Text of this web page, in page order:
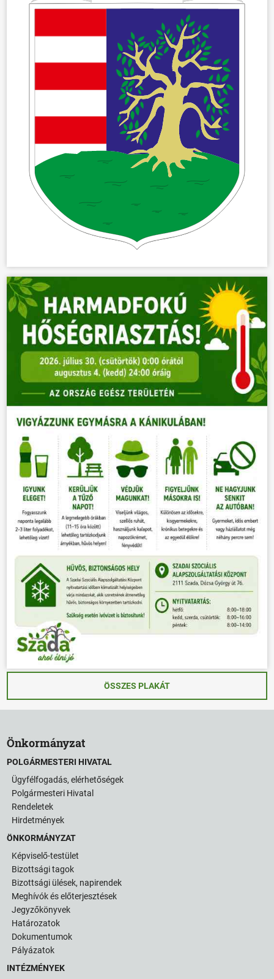
ÖNKORMÁNYZAT
ÜGYINTÉZÉS
KÖZÖSSÉG
HÍREK
VÁLASZTÁSOK
ÖSSZES PLAKÁT
Önkormányzat
POLGÁRMESTERI HIVATAL
Ügyfélfogadás, elérhetőségek
Polgármesteri Hivatal
Rendeletek
Hirdetmények
ÖNKORMÁNYZAT
Képviselő-testület
Bizottsági tagok
Bizottsági ülések, napirendek
Meghívók és előterjesztések
Jegyzőkönyvek
Határozatok
Dokumentumok
Pályázatok
INTÉZMÉNYEK